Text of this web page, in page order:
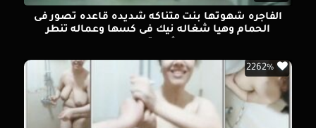
الفاجره شهوتها بنت متناكه شديده قاعده تصور فى
الحمام وهيا شغاله نيك فى كسها وعماله تنطر
2262%